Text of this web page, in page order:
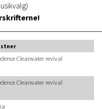
Clearwater revival
Clearwater revival